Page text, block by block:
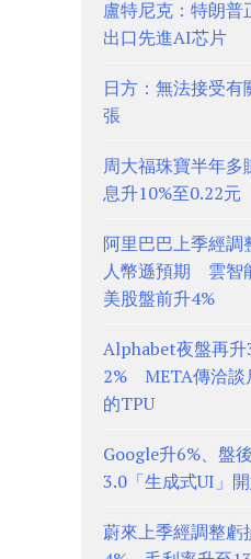
盧特尼克：特朗
出口先進AI芯片
日方：無法接受
張
周大福珠寶半年多
息升10%至0.22
阿里巴巴上季經調
人幣遜預期 雲智
美股盤前升4%
Alphabet夜盤再升
2% META傳洽談
的TPU
Google升6%、盤
3.0「生成式UI」
蔚來上季經調整虧